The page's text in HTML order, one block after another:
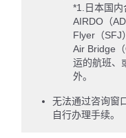
*1.日本国
AIRDO（
Flyer（SFJ
Air Bridge
运的航班、
外。
无法通过咨询窗
自行办理手续。